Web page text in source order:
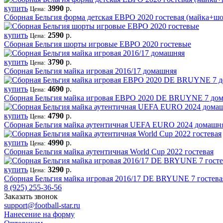
купить Цена: 3990 р.
Сборная Бельгия форма детская ЕВРО 2020 гостевая
купить Цена: 2590 р.
Сборная Бельгия шорты игровые ЕВРО 2020 гостевые
купить Цена: 3790 р.
Сборная Бельгия майка игровая 2016/17 домашняя
купить Цена: 4690 р.
Сборная Бельгия майка игровая ЕВРО 2020 DE BRUYNE 7
купить Цена: 4790 р.
Сборная Бельгия майка аутентичная UEFA EURO 2024
купить Цена: 4990 р.
Сборная Бельгия майка аутентичная World Cup 2022 гостевая
купить Цена: 3290 р.
Сборная Бельгия майка игровая 2016/17 DE BRYUNE 7
8 (925) 255-36-56
Заказать звонок
support@football-star.ru
Нанесение на форму